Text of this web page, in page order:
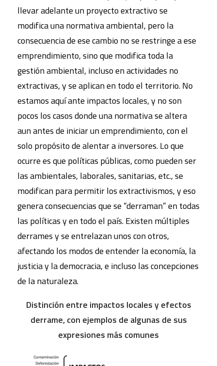
llevar adelante un proyecto extractivo se
modifica una normativa ambiental, pero la
consecuencia de ese cambio no se restringe a ese
emprendimiento, sino que modifica toda la
gestión ambiental, incluso en actividades no
extractivas, y se aplican en todo el territorio. No
estamos aquí ante impactos locales, y no son
pocos los casos donde una normativa se altera
aun antes de iniciar un emprendimiento, con el
solo propósito de alentar a inversores. Lo que
ocurre es que políticas públicas, como pueden ser
las ambientales, laborales, sanitarias, etc., se
modifican para permitir los extractivismos, y eso
genera consecuencias que se “derraman” en todas
las políticas y en todo el país. Existen múltiples
derrames y se entrelazan unos con otros,
afectando los modos de entender la economía, la
justicia y la democracia, e incluso las concepciones
de la naturaleza.
Distinción entre impactos localesy efectos
derrame, con ejemplos de algunas de sus
expresiones más comunes